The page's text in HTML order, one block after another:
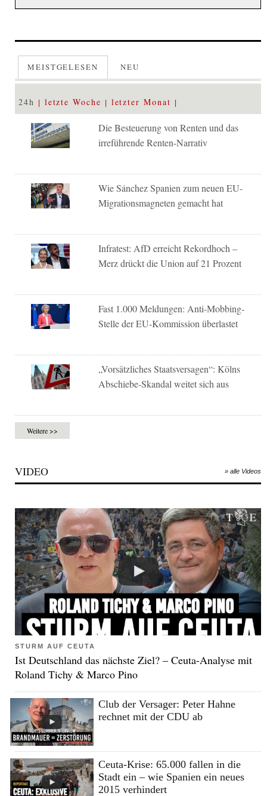
MEISTGELESEN NEU
24h letzte Woche letzter Monat
Die Besteuerung von Renten und das
irreführende Renten-Narrativ
Wie Sánchez Spanien zum neuen EU-
Migrationsmagneten gemacht hat
Infratest: AfD erreicht Rekordhoch –
Merz drückt die Union auf 21 Prozent
Fast 1.000 Meldungen: Anti-Mobbing-
Stelle der EU-Kommission überlastet
„Vorsätzliches Staatsversagen“: Kölns
Abschiebe-Skandal weitet sich aus
Weitere >>
VIDEO » alle Videos
STURM AUF CEUTA
Ist Deutschland das nächste Ziel? – Ceuta-Analyse mit
Roland Tichy & Marco Pino
Club der Versager: Peter Hahne
rechnet mit der CDU ab
Ceuta-Krise: 65.000 fallen in die
Stadt ein – wie Spanien ein neues
2015 verhindert